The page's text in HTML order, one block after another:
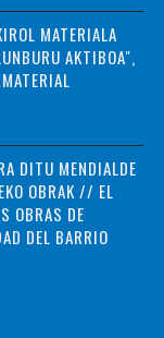
MATERIALA
AKTIBOA",
DITU MENDIALDE
OBRAK // EL
OBRAS DE
DEL BARRIO